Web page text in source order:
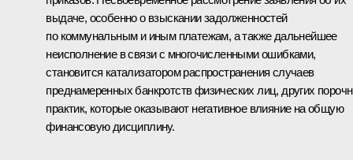
выдаче, особенно о взыскании задолженностей
по коммунальным и иным платежам, а также дальнейшее
неисполнение в связи с многочисленными ошибками,
становится катализатором распространения случаев
преднамеренных банкротств физических лиц, других
практик, которые оказывают негативное влияние на общую
финансовую дисциплину.